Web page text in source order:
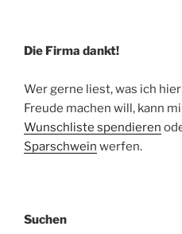
Die Firma dankt!
Wer gerne liest, was ich
Freude machen will, kann
Wunschliste spendieren
Sparschwein werfen.
Suchen